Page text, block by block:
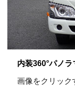
内装360°パノラ
画像をクリック